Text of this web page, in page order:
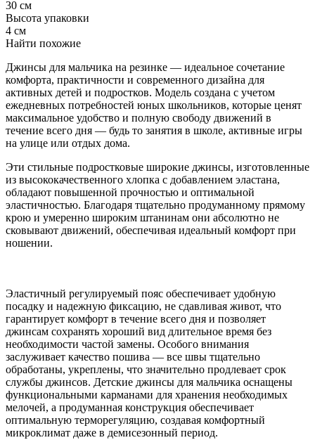
30 см
Высота упаковки
4 см
Найти похожие
Джинсы для мальчика на резинке — идеальное сочетание
комфорта, практичности и современного дизайна для
активных детей и подростков. Модель создана с учетом
ежедневных потребностей юных школьников, которые ценят
максимальное удобство и полную свободу движений в
течение всего дня — будь то занятия в школе, активные игры
на улице или отдых дома.
Эти стильные подростковые широкие джинсы, изготовленные
из высококачественного хлопка с добавлением эластана,
обладают повышенной прочностью и оптимальной
эластичностью. Благодаря тщательно продуманному прямому
крою и умеренно широким штанинам они абсолютно не
сковывают движений, обеспечивая идеальный комфорт при
ношении.
Эластичный регулируемый пояс обеспечивает удобную
посадку и надежную фиксацию, не сдавливая живот, что
гарантирует комфорт в течение всего дня и позволяет
джинсам сохранять хороший вид длительное время без
необходимости частой замены. Особого внимания
заслуживает качество пошива — все швы тщательно
обработаны, укреплены, что значительно продлевает срок
службы джинсов. Детские джинсы для мальчика оснащены
функциональными карманами для хранения необходимых
мелочей, а продуманная конструкция обеспечивает
оптимальную терморегуляцию, создавая комфортный
микроклимат даже в демисезонный период.